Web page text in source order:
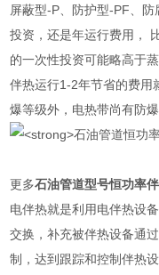
屏蔽型-P、防护型-PF、
投资，还是年运行费用，
的一次性投资可能略高于
伴热运行1-2年节省的费用
爆等级外，电热带尚有防
更多石油管道型号恒功率
电伴热就是利用电伴热设
交换，补充被伴热设备通
制，达到跟踪和控制伴热